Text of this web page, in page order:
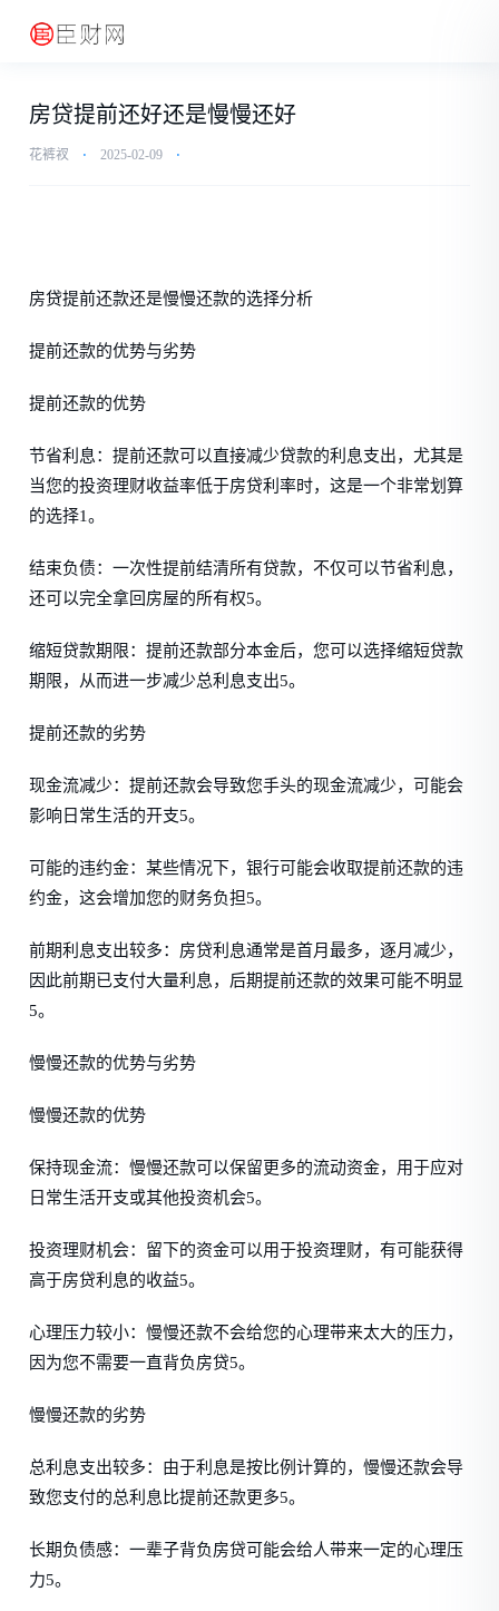
房贷提前还好还是慢慢还好
花裤衩 ⋅ 2025-02-09 ⋅
房贷提前还款还是慢慢还款的选择分析
提前还款的优势与劣势
提前还款的优势
节省利息：提前还款可以直接减少贷款的利息支出，尤其是
当您的投资理财收益率低于房贷利率时，这是一个非常划算
的选择1。
结束负债：一次性提前结清所有贷款，不仅可以节省利息，
还可以完全拿回房屋的所有权5。
缩短贷款期限：提前还款部分本金后，您可以选择缩短贷款
期限，从而进一步减少总利息支出5。
提前还款的劣势
现金流减少：提前还款会导致您手头的现金流减少，可能会
影响日常生活的开支5。
可能的违约金：某些情况下，银行可能会收取提前还款的违
约金，这会增加您的财务负担5。
前期利息支出较多：房贷利息通常是首月最多，逐月减少，
因此前期已支付大量利息，后期提前还款的效果可能不明显
5。
慢慢还款的优势与劣势
慢慢还款的优势
保持现金流：慢慢还款可以保留更多的流动资金，用于应对
日常生活开支或其他投资机会5。
投资理财机会：留下的资金可以用于投资理财，有可能获得
高于房贷利息的收益5。
心理压力较小：慢慢还款不会给您的心理带来太大的压力，
因为您不需要一直背负房贷5。
慢慢还款的劣势
总利息支出较多：由于利息是按比例计算的，慢慢还款会导
致您支付的总利息比提前还款更多5。
长期负债感：一辈子背负房贷可能会给人带来一定的心理压
力5。